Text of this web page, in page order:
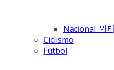
Nacional 🇻🇪
Ciclismo
Fútbol